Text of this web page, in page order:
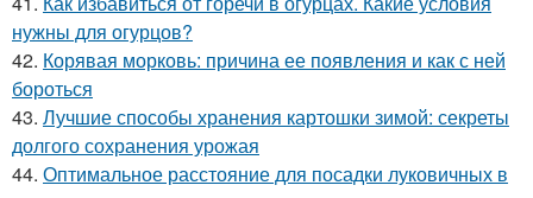
нужны для огурцов?
42. Корявая морковь: причина ее появления и как с ней
бороться
43. Лучшие способы хранения картошки зимой: секреты
долгого сохранения урожая
44. Оптимальное расстояние для посадки луковичных в